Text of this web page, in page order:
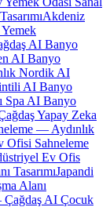
Akdeniz
AI Banyo
AI Banyo
Nordik AI
AI Banyo
Spa AI Banyo
Yapay Zeka
— Aydınlık
Ofisi Sahneleme
Ev Ofis
TasarımıJapandi
Alanı
Çağdaş AI Çocuk